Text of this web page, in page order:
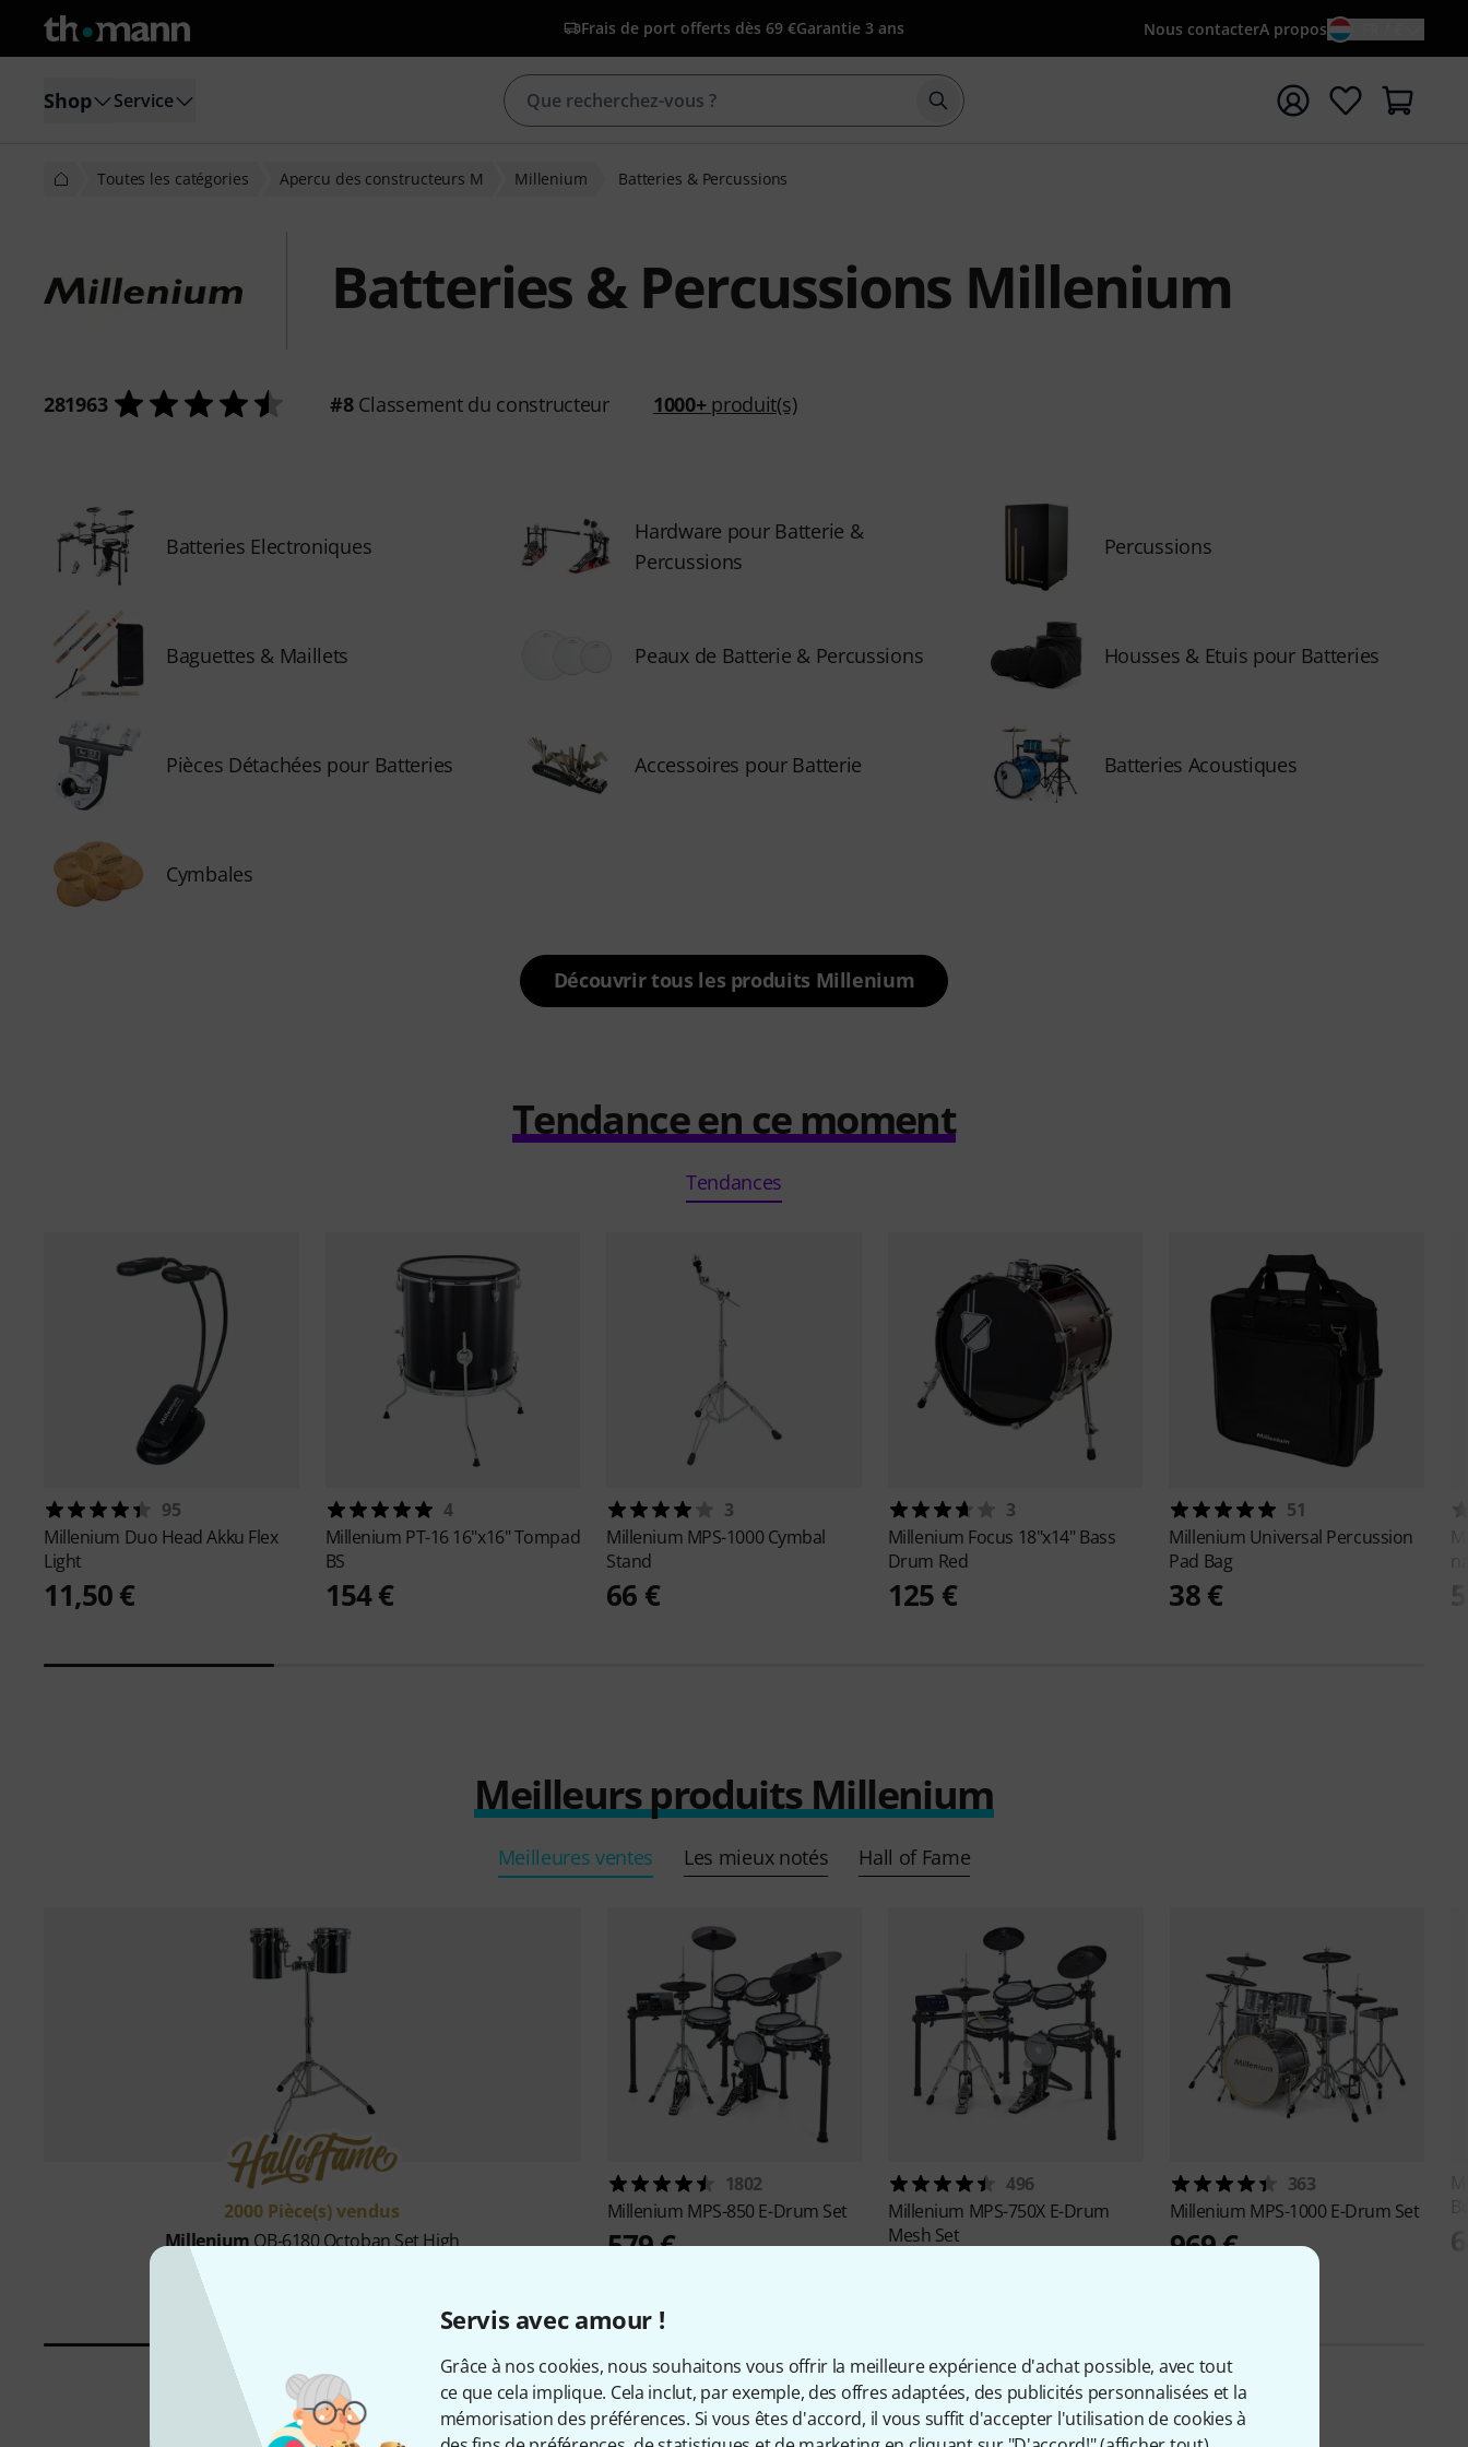
Servis avec amour !
Grâce à nos cookies, nous souhaitons vous offrir la meilleure expérience d'achat possible, avec tout
ce que cela implique. Cela inclut, par exemple, des offres adaptées, des publicités personnalisées et la
mémorisation des préférences. Si vous êtes d'accord, il vous suffit d'accepter l'utilisation de cookies à
Frais de port offerts dès 69 €Garantie 3 ans Nous contacterA propos
Shop Service Démarrer la recherche avec le terme de recherche
Toutes les catégories Apercu des constructeurs M Millenium Batteries & Percussions
Batteries & Percussions Millenium
281963 #8Classement du constructeur 1000+produit(s)
Batteries Electroniques
Hardware pour Batterie &
Percussions
Percussions
Baguettes & Maillets Peaux de Batterie & Percussions Housses & Etuis pour Batteries
Pièces Détachées pour Batteries Accessoires pour Batterie Batteries Acoustiques
Cymbales
Découvrir tous les produits Millenium
Tendance en ce moment
Tendances
95
Millenium Duo Head Akku Flex
Light
11,50 €
4
Millenium PT-16 16"x16" Tompad
BS
154 €
3
Millenium MPS-1000 Cymbal
Stand
66 €
3
Millenium Focus 18"x14" Bass
Drum Red
125 €
51
Millenium Universal Percussion
Pad Bag
38 €
Meilleurs produits Millenium
Meilleures ventes Les mieux notés Hall of Fame
2000 Pièce(s) vendus
MilleniumOB-6180 Octoban Set High
1802
Millenium MPS-850 E-Drum Set
579 €
496
Millenium MPS-750X E-Drum
Mesh Set
363
Millenium MPS-1000 E-Drum Set
969 €